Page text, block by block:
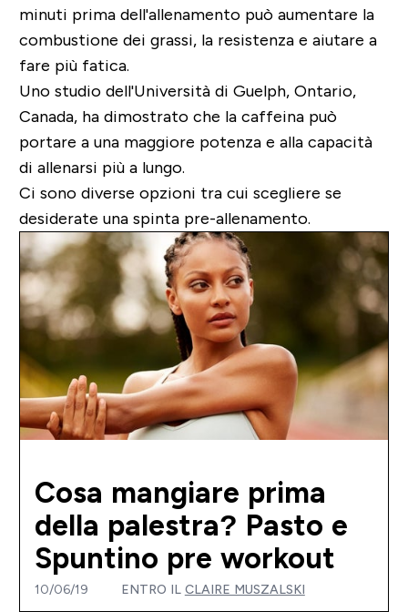
minuti prima dell'allenamento può aumentare la
combustione dei grassi, la resistenza e aiutare a
fare più fatica.
Uno studio dell'Università di Guelph, Ontario,
Canada, ha dimostrato che la caffeina può
portare a una maggiore potenza e alla capacità
di allenarsi più a lungo.
Ci sono diverse opzioni tra cui scegliere se
desiderate una spinta pre-allenamento.
Cosa mangiare prima
della palestra? Pasto e
Spuntino pre workout
10/06/19 ENTRO IL CLAIRE MUSZALSKI